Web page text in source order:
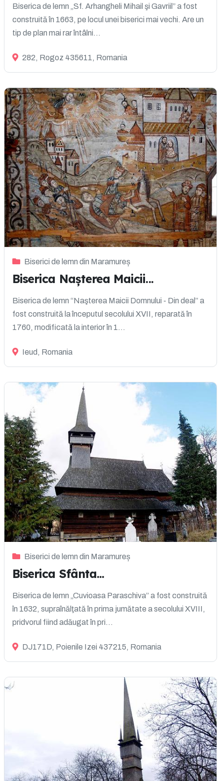
Biserica de lemn „Sf. Arhangheli Mihail şi Gavriil” a fost
construită în 1663, pe locul unei biserici mai vechi. Are un
tip de plan mai rar întâlni...
282, Rogoz 435611, Romania
Biserici de lemn din Maramureș
Biserica Nașterea Maicii...
Biserica de lemn “Naşterea Maicii Domnului - Din deal” a
fost construită la începutul secolului XVII, reparată în
1760, modificată la interior în 1...
Ieud, Romania
Biserici de lemn din Maramureș
Biserica Sfânta...
Biserica de lemn „Cuvioasa Paraschiva” a fost construită
în 1632, supraînălţată în prima jumătate a secolului XVIII,
pridvorul fiind adăugat în pri...
DJ171D, Poienile Izei 437215, Romania